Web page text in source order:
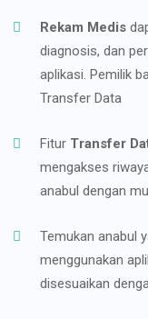
Rekam Medis
diagnosis, dan
aplikasi. Pemilik
Transfer Data
Fitur Transfer
mengakses
anabul dengan
Temukan anabul
menggunakan
disesuaikan